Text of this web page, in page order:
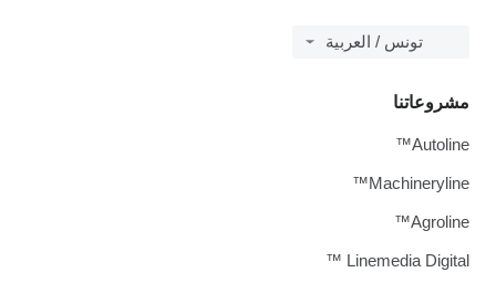
تونس / العربية
مشروعاتنا
Autoline™
Machineryline™
Agroline™
Linemedia Digital ™